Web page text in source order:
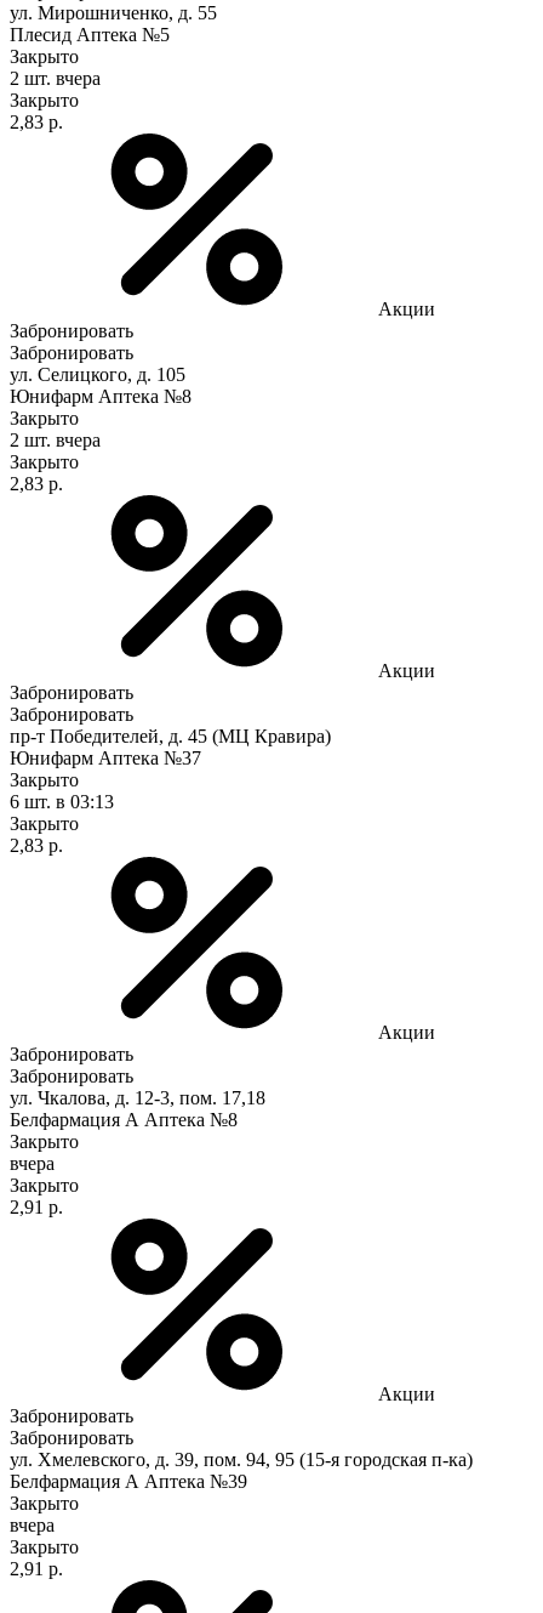
ул. Мирошниченко, д. 55
Плесид Аптека №5
Закрыто
2 шт. вчера
Закрыто
2,83 р.
Акции
Забронировать
Забронировать
ул. Селицкого, д. 105
Юнифарм Аптека №8
Закрыто
2 шт. вчера
Закрыто
2,83 р.
Акции
Забронировать
Забронировать
пр-т Победителей, д. 45 (МЦ Кравира)
Юнифарм Аптека №37
Закрыто
6 шт. в 03:13
Закрыто
2,83 р.
Акции
Забронировать
Забронировать
ул. Чкалова, д. 12-3, пом. 17,18
Белфармация А Аптека №8
Закрыто
вчера
Закрыто
2,91 р.
Акции
Забронировать
Забронировать
ул. Хмелевского, д. 39, пом. 94, 95 (15-я городская п-ка)
Белфармация А Аптека №39
Закрыто
вчера
Закрыто
2,91 р.